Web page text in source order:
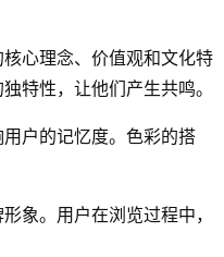
心理念、价值观和文化特
特性，让他们产生共鸣。
户的记忆度。色彩的搭
象。用户在浏览过程中，